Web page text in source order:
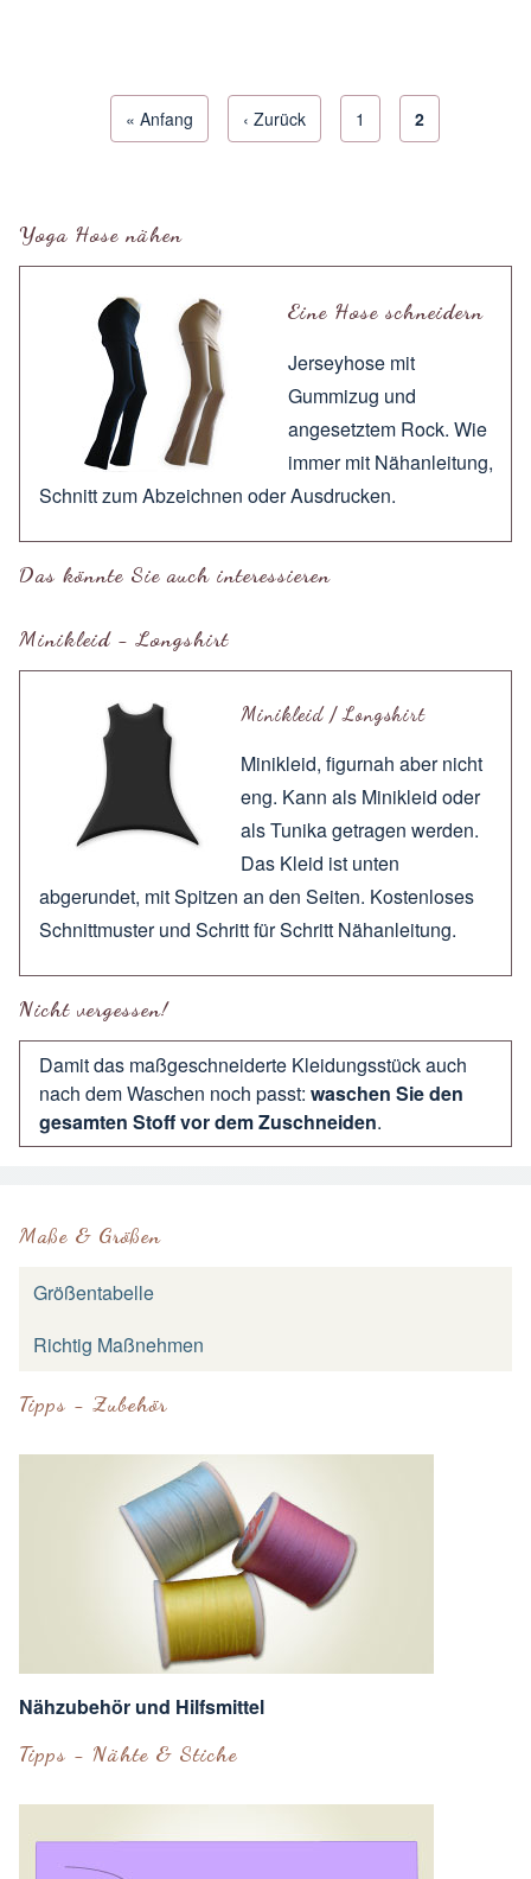
Seitennummerierung
Erste Seite
« Anfang Vorherige Seite
‹ Zurück Seite
1 Aktuelle Seite
2
Yoga Hose nähen
Eine Hose schneidern
Jerseyhose mit
Gummizug und
angesetztem Rock. Wie
immer mit Nähanleitung,
Schnitt zumAbzeichnen oderAusdrucken.
Das könnte Sie auch interessieren
Minikleid - Longshirt
Minikleid / Longshirt
Minikleid, figurnah aber nicht
eng. Kann als Minikleid oder
als Tunika getragen werden.
Das Kleid ist unten
abgerundet, mit Spitzen an den Seiten. Kostenloses
Schnittmuster und Schritt für Schritt Nähanleitung.
Nicht vergessen!
Damit das maßgeschneiderte Kleidungsstück auch
nach dem Waschen noch passt: waschen Sie den
gesamten Stoff vor dem Zuschneiden.
Maße & Größen
Größentabelle
Richtig Maßnehmen
Tipps - Zubehör
Nähzubehör und Hilfsmittel
Tipps - Nähte & Stiche